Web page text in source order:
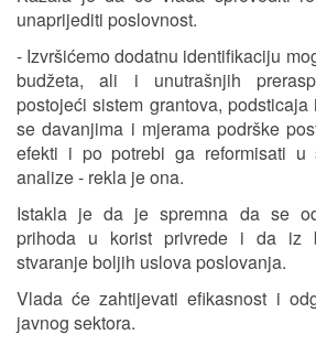
unaprijediti poslovnost.
- Izvršićemo dodatnu identifikaciju
budžeta, ali i unutrašnjih
postojeći sistem grantova,
se davanjima i mjerama podrške
efekti i po potrebi ga reformisati u
analize - rekla je ona.
Istakla je da je spremna da se
prihoda u korist privrede i da iz
stvaranje boljih uslova poslovanja.
Vlada će zahtijevati efikasnost i
javnog sektora.